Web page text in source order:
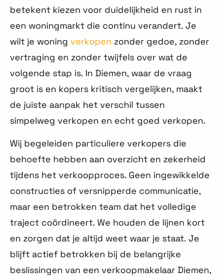
betekent kiezen voor duidelijkheid en rust in
een woningmarkt die continu verandert. Je
wilt je woning verkopen zonder gedoe, zonder
vertraging en zonder twijfels over wat de
volgende stap is. In Diemen, waar de vraag
groot is en kopers kritisch vergelijken, maakt
de juiste aanpak het verschil tussen
simpelweg verkopen en echt goed verkopen.
Wij begeleiden particuliere verkopers die
behoefte hebben aan overzicht en zekerheid
tijdens het verkoopproces. Geen ingewikkelde
constructies of versnipperde communicatie,
maar een betrokken team dat het volledige
traject coördineert. We houden de lijnen kort
en zorgen dat je altijd weet waar je staat. Je
blijft actief betrokken bij de belangrijke
beslissingen van een verkoopmakelaar Diemen,